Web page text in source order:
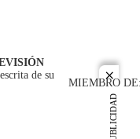
close
PUBLICIDAD
de su
MIEMBRO DE: